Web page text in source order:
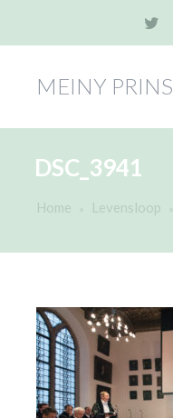
MEINY PRINS
DSC_3941
Home Levensloop